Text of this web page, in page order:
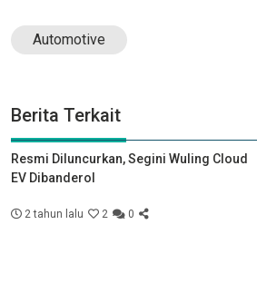
Automotive
Berita Terkait
Resmi Diluncurkan, Segini Wuling Cloud
EV Dibanderol
2 tahun lalu 2 0